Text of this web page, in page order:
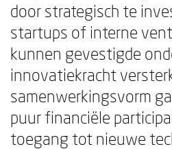
door strategisch te
startups of interne
kunnen gevestigde
innovatiekracht
samenwerkingsvorm
puur financiële
toegang tot nieuwe